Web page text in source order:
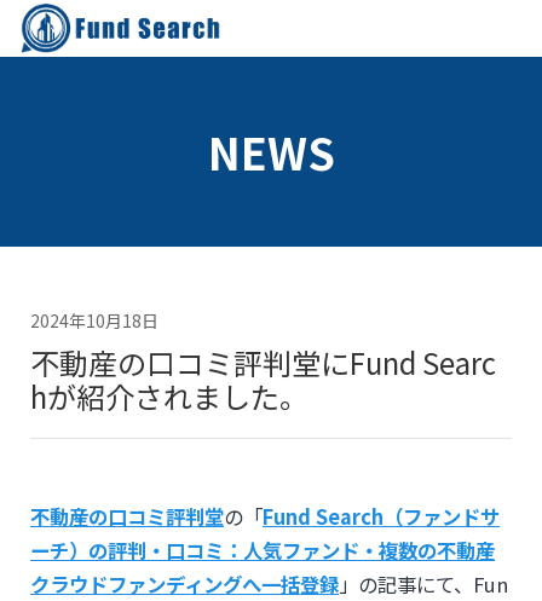
NEWS
2024年10月18日
不動産の口コミ評判堂にFund Searc
hが紹介されました。
不動産の口コミ評判堂の「Fund Search（ファンドサ
ーチ）の評判・口コミ：人気ファンド・複数の不動産
クラウドファンディングへ一括登録」の記事にて、Fun